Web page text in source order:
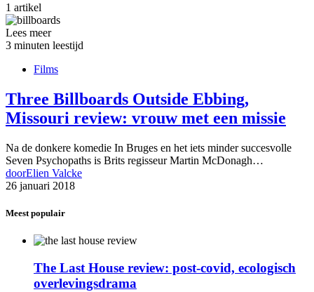
1 artikel
Lees meer
3 minuten leestijd
Films
Three Billboards Outside Ebbing,
Missouri review: vrouw met een missie
Na de donkere komedie In Bruges en het iets minder succesvolle
Seven Psychopaths is Brits regisseur Martin McDonagh…
doorElien Valcke
26 januari 2018
Meest populair
The Last House review: post-covid, ecologisch
overlevingsdrama